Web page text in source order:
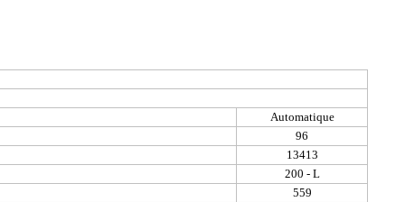
Automatique
96
13413
200 - L
559